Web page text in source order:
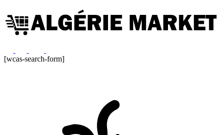
[wcas-search-form]